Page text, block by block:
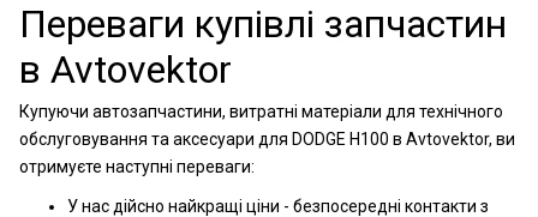
Переваги купівлі запчастин
в Avtovektor
Купуючи автозапчастини, витратні матеріали для технічного
обслуговування та аксесуари для DODGE H100 в Avtovektor, ви
отримуєте наступні переваги:
У нас дійсно найкращі ціни - безпосередні контакти з